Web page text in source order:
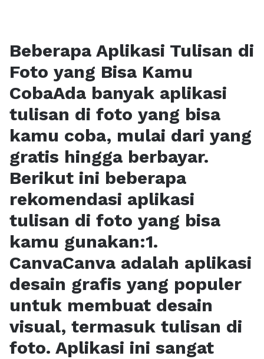
Beberapa Aplikasi Tulisan di
Foto yang Bisa Kamu
CobaAda banyak aplikasi
tulisan di foto yang bisa
kamu coba, mulai dari yang
gratis hingga berbayar.
Berikut ini beberapa
rekomendasi aplikasi
tulisan di foto yang bisa
kamu gunakan:1.
CanvaCanva adalah aplikasi
desain grafis yang populer
untuk membuat desain
visual, termasuk tulisan di
foto. Aplikasi ini sangat